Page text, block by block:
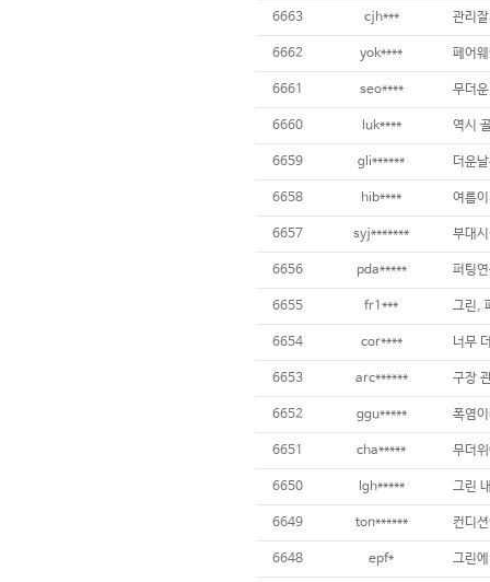
6663 cjh***
6662 yok****
6661 seo****
6660 luk****
6659 gli******
6658 hib****
6657 syj*******
6656 pda*****
6655 fr1*** 그린,
6654 cor**** 너무
6653 arc******
6652 ggu*****
6651 cha***** 무더
6650 lgh*****
6649 ton****** 컨디
6648 epf*